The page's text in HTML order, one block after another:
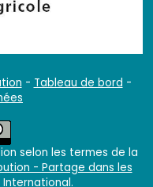
- Tableau de bord -
selon les termes de la
- Partage dans les
.